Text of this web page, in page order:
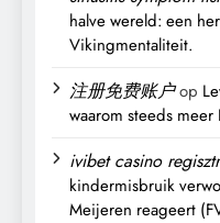
halve wereld: een
Vikingmentaliteit.
注册免费账户op
waarom steeds
ivibet casino
kindermisbruik
Meijeren reageert